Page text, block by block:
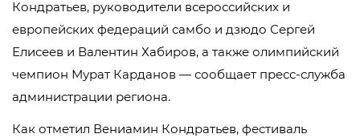
Кондратьев, руководители всероссийских и
европейских федераций самбо и дзюдо Сергей
Елисеев и Валентин Хабиров, а также олимпийский
чемпион Мурат Карданов — сообщает пресс-служба
администрации региона.
Как отметил Вениамин Кондратьев, фестиваль